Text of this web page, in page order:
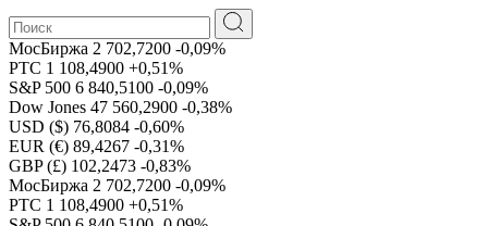
МосБиржа 2 702,7200 -0,09%
РТС 1 108,4900 +0,51%
S&P 500 6 840,5100 -0,09%
Dow Jones 47 560,2900 -0,38%
USD ($) 76,8084 -0,60%
EUR (€) 89,4267 -0,31%
GBP (£) 102,2473 -0,83%
МосБиржа 2 702,7200 -0,09%
РТС 1 108,4900 +0,51%